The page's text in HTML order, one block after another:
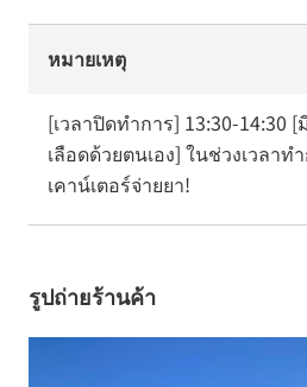
หมายเหตุ
[เวลาปิดทำการ] 13:30-14:30 [
เลือดด้วยตนเอง] ในช่วงเวลา
เคาน์เตอร์จ่ายยา!
รูปถ่ายร้านค้า